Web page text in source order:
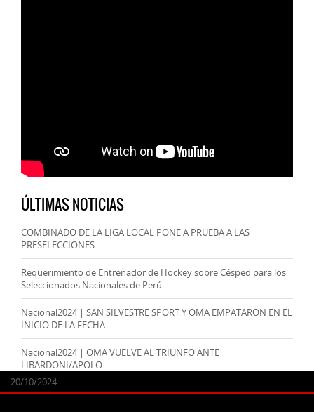
ÚLTIMAS NOTICIAS
COMBINADO DE LA LIGA LOCAL PONE A PRUEBA A LAS
PRESELECCIONES
24/09/2025
Requerimiento de Entrenador de Hockey sobre Césped para los
Seleccionados Nacionales de Perú
07/11/2024
Nacional2024 | SAN SILVESTRE SPORT Y OMA EMPATARON EN EL
INICIO DE LA FECHA
20/10/2024
Nacional2024 | OMA VUELVE AL TRIUNFO ANTE
LIBARDONI/APOLO
20/10/2024